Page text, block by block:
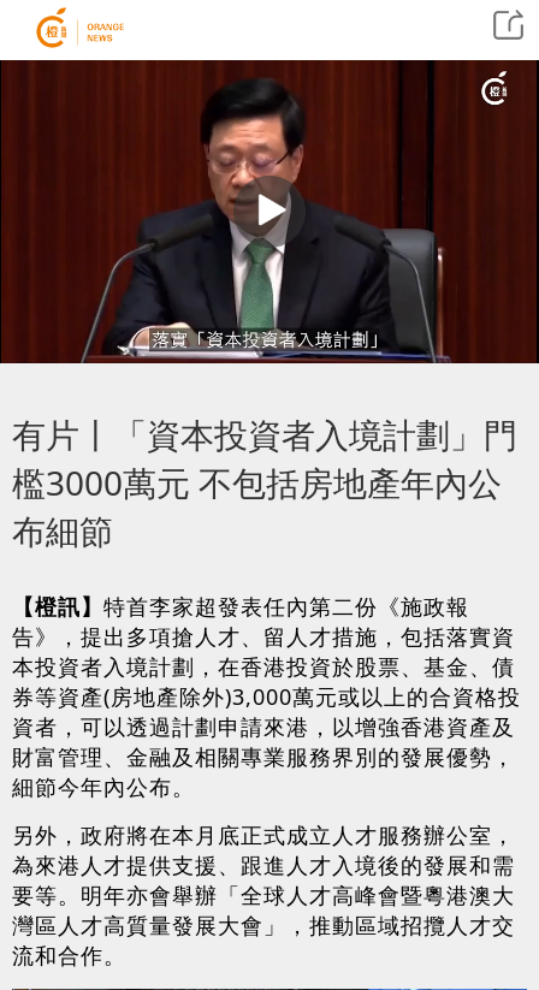
有片丨「資本投資者入境計劃」門
檻3000萬元 不包括房地產年內公
布細節
【橙訊】 特首李家超發表任內第二份《施政報
告》，提出多項搶人才、留人才措施，包括落實資
本投資者入境計劃，在香港投資於股票、基金、債
券等資產(房地產除外)3,000萬元或以上的合資格投
資者，可以透過計劃申請來港，以增強香港資產及
財富管理、金融及相關專業服務界別的發展優勢，
細節今年內公布。
另外，政府將在本月底正式成立人才服務辦公室，
為來港人才提供支援、跟進人才入境後的發展和需
要等。明年亦會舉辦「全球人才高峰會暨粵港澳大
灣區人才高質量發展大會」，推動區域招攬人才交
流和合作。